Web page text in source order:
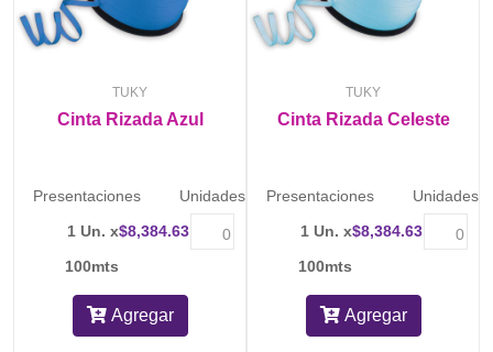
TUKY
Cinta Rizada Azul
Presentaciones
Unidades
1 Un. x
100mts
$8,384.63
Agregar
TUKY
Cinta Rizada Celeste
Presentaciones
Unidades
1 Un. x
100mts
$8,384.63
Agregar